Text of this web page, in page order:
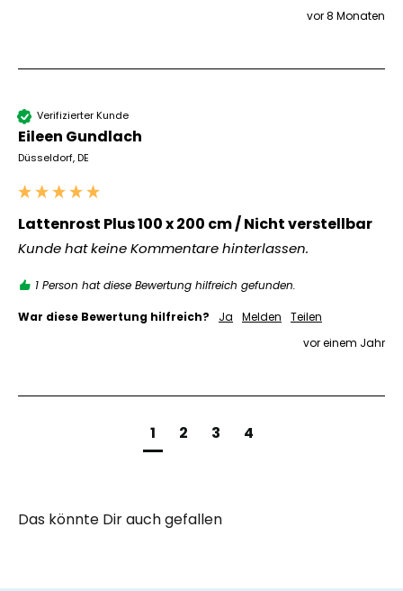
vor 8 Monaten
Verifizierter Kunde
Eileen Gundlach
Düsseldorf, DE
Lattenrost Plus 100 x 200 cm / Nicht verstellbar
Kunde hat keine Kommentare hinterlassen.
1 Person hat diese Bewertung hilfreich gefunden.
War diese Bewertung hilfreich? Ja Melden
Teilen
vor einem Jahr
1 2 3 4
Das könnte Dir auch gefallen